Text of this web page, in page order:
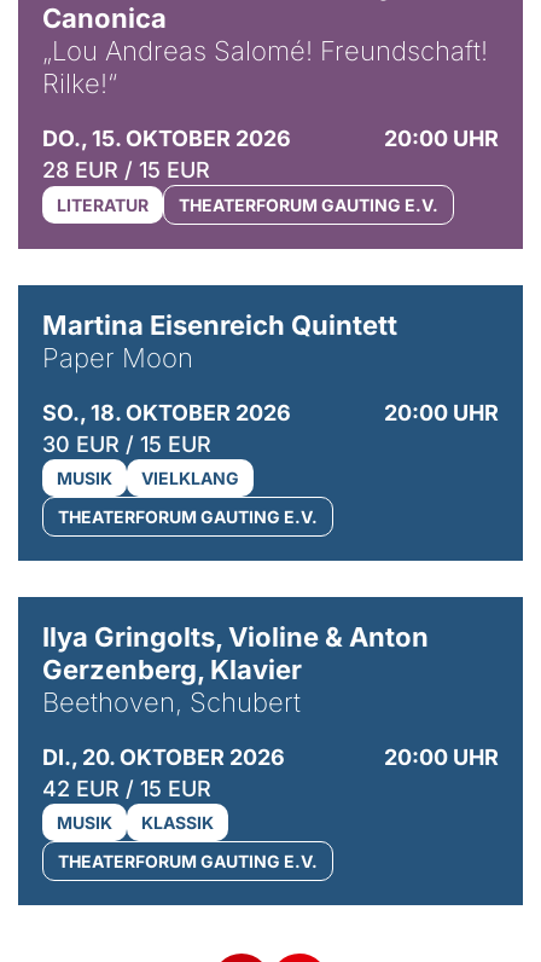
Canonica
„Lou Andreas Salomé! Freundschaft!
Rilke!“
DO., 15. OKTOBER 2026
20:00 UHR
28 EUR / 15 EUR
LITERATUR THEATERFORUM GAUTING E.V.
Martina Eisenreich Quintett
Paper Moon
SO., 18. OKTOBER 2026
20:00 UHR
30 EUR / 15 EUR
MUSIK
VIELKLANG
THEATERFORUM GAUTING E.V.
Ilya Gringolts, Violine & Anton
Gerzenberg, Klavier
Beethoven, Schubert
DI., 20. OKTOBER 2026
20:00 UHR
42 EUR / 15 EUR
MUSIK
KLASSIK
THEATERFORUM GAUTING E.V.